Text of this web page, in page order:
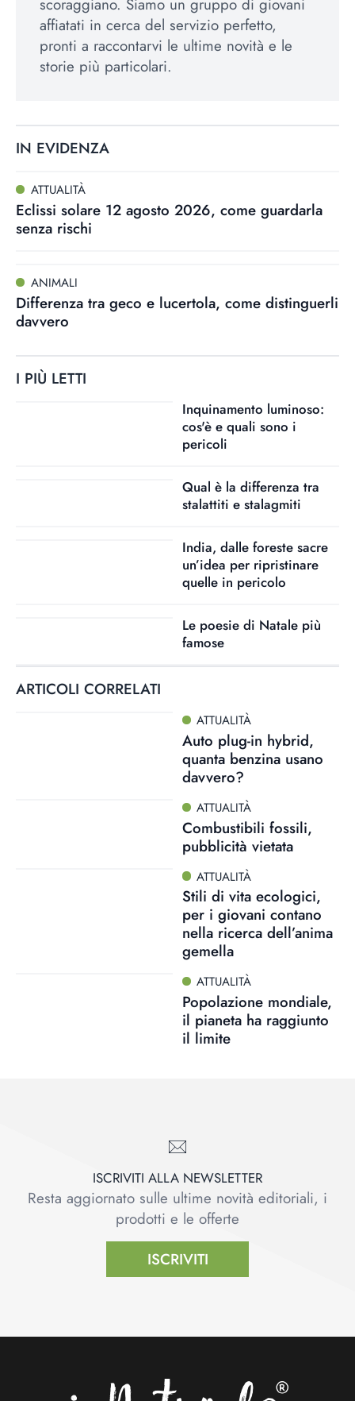
scoraggiano. Siamo un gruppo di giovani
affiatati in cerca del servizio perfetto,
pronti a raccontarvi le ultime novità e le
storie più particolari.
IN EVIDENZA
ATTUALITÀ
Eclissi solare 12 agosto 2026, come guardarla
senza rischi
ANIMALI
Differenza tra geco e lucertola, come distinguerli
davvero
I PIÙ LETTI
Inquinamento luminoso:
cos'è e quali sono i
pericoli
Qual è la differenza tra
stalattiti e stalagmiti
India, dalle foreste sacre
un’idea per ripristinare
quelle in pericolo
Le poesie di Natale più
famose
ARTICOLI CORRELATI
ATTUALITÀ
Auto plug-in hybrid,
quanta benzina usano
davvero?
ATTUALITÀ
Combustibili fossili,
pubblicità vietata
ATTUALITÀ
Stili di vita ecologici,
per i giovani contano
nella ricerca dell’anima
gemella
ATTUALITÀ
Popolazione mondiale,
il pianeta ha raggiunto
il limite
ISCRIVITI ALLA NEWSLETTER
Resta aggiornato sulle ultime novità editoriali, i
prodotti e le offerte
ISCRIVITI